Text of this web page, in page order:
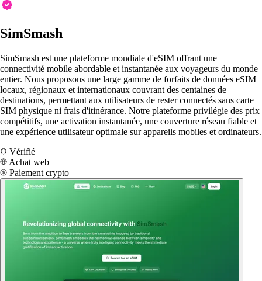
SimSmash
SimSmash est une plateforme mondiale d'eSIM offrant une
connectivité mobile abordable et instantanée aux voyageurs du monde
entier. Nous proposons une large gamme de forfaits de données eSIM
locaux, régionaux et internationaux couvrant des centaines de
destinations, permettant aux utilisateurs de rester connectés sans carte
SIM physique ni frais d'itinérance. Notre plateforme privilégie des prix
compétitifs, une activation instantanée, une couverture réseau fiable et
une expérience utilisateur optimale sur appareils mobiles et ordinateurs.
Vérifié
Achat web
Paiement crypto